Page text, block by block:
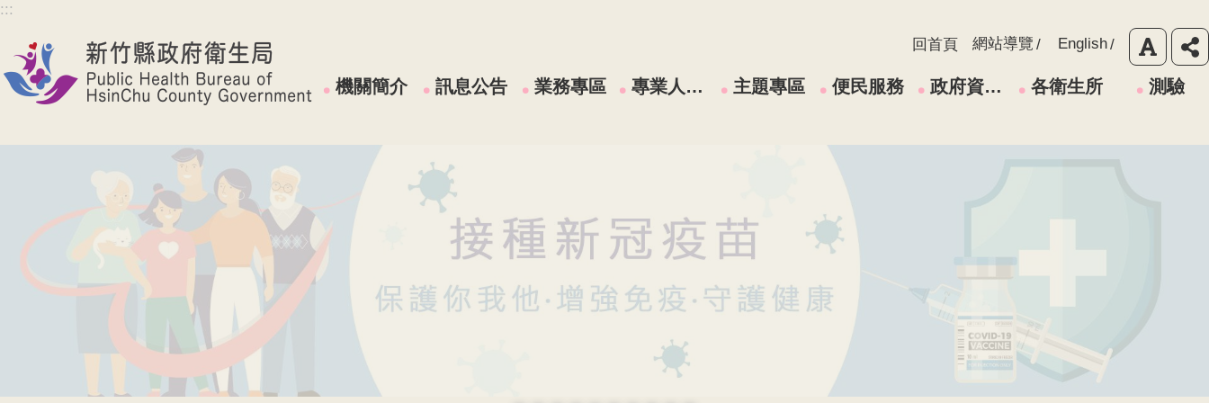
跳到主要內容區塊
:::
回首頁 網站導覽 English
機關簡介 訊息公告 業務專區 專業人員區 主題專區 便民服務 政府資訊公開 各衛生所 測驗